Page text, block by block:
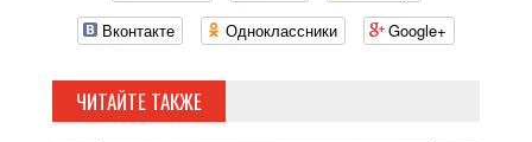
Вконтакте
Одноклассники Google+
ЧИТАЙТЕ ТАКЖЕ